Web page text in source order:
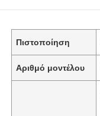
Πιστοποίηση
Αριθμό μοντέλου